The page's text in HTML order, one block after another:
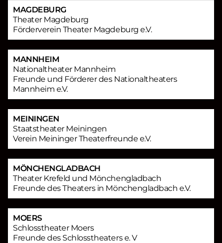
MAGDEBURG
Theater Magdeburg
Förderverein Theater Magdeburg e.V.
MANNHEIM
Nationaltheater Mannheim
Freunde und Förderer des Nationaltheaters
Mannheim e.V.
MEININGEN
Staatstheater Meiningen
Verein Meininger Theaterfreunde e.V.
MÖNCHENGLADBACH
Theater Krefeld und Mönchengladbach
Freunde des Theaters in Mönchengladbach e.V.
MOERS
Schlosstheater Moers
Freunde des Schlosstheaters e. V